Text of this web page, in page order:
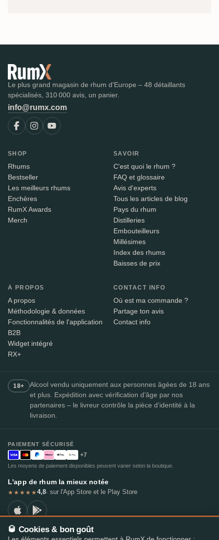
Le plus grand magasin de rhum d'Europe – 48 détaillants
spécialisés, 310 000 avis, un panier.
info@rumx.com
SHOP
Rhums
Bestseller
Les meilleurs rhums
Enchères
RumX Awards
Merch
SAVOIR
C'est quoi le rhum ?
FAQ et glossaire
Avis d'experts
Tous les articles de blog
Pays du rhum
Distilleries
Embouteilleurs
Millésimes
Index des rhums
Baisses de prix
À PROPOS
A propos
Méthodologie & données
Fonctionnalités de l'application
B2B
Widget intégré
RX+
CONTACT INFO
Où est ma commande ?
Partage ton avis
Contact info
18+
Alcool vendu uniquement aux personnes âgées de 18 ans
et plus. Expédition avec vérification d’âge par nos
partenaires – le livreur contrôle la pièce d’identité à la
livraison.
PAIEMENT SÉCURISÉ
+7
Les moyens de paiement disponibles peuvent varier selon la boutique.
L'app de rhum la mieux notée
★★★★★4,8· sur l'App Store et le Play Store
🥃 Cookies & bon goût